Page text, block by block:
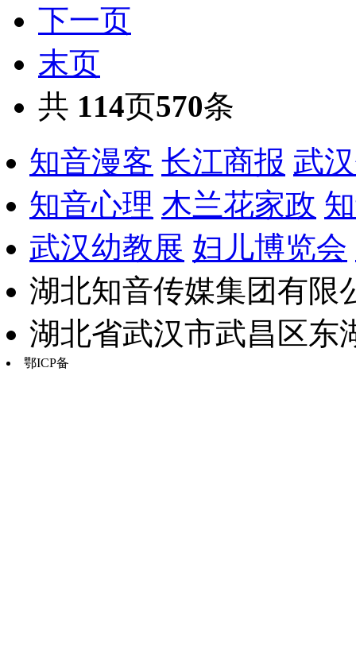
下一页
末页
共 114页570条
知音漫客 长江商报 武
知音心理 木兰花家政
武汉幼教展 妇儿博览会
湖北知音传媒集团有限
湖北省武汉市武昌区东
鄂ICP备